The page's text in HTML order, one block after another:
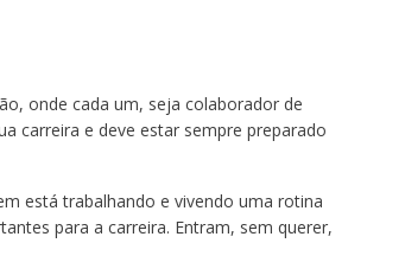
onde cada um, seja colaborador de
carreira e deve estar sempre preparado
está trabalhando e vivendo uma rotina
para a carreira. Entram, sem querer,